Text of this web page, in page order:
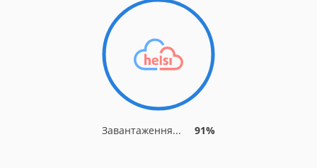
Завантаження... 91%